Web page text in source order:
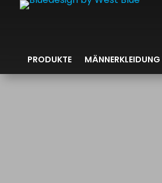
PRODUKTE MÄNNERKLEIDUNG